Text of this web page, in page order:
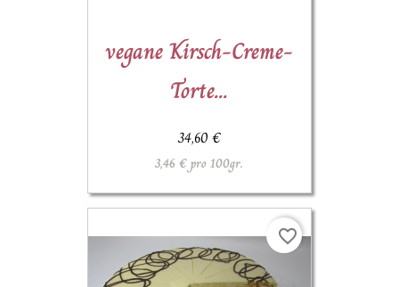
vegane Kirsch-Creme-
Torte...
34,60 €
3,46 € pro 100gr.
favorite_border